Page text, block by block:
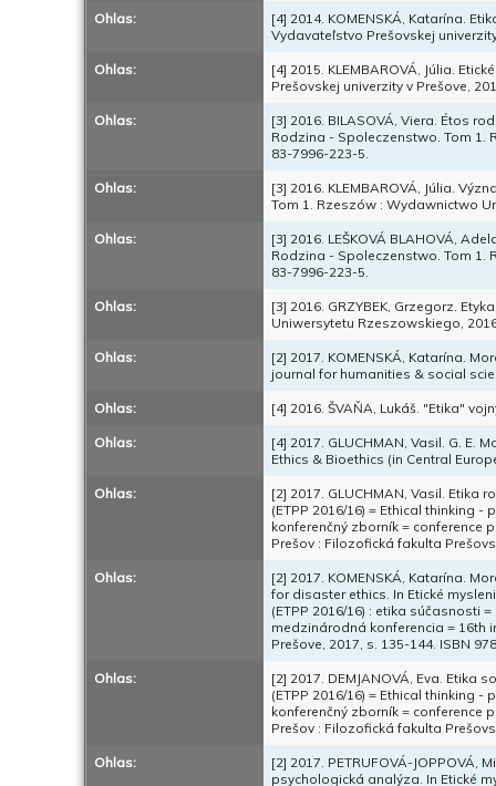
Ohlas:
[4] 2014. KOMENSKÁ, Katarína.
Vydavateľstvo Prešovskej
Ohlas:
[4] 2015. KLEMBAROVÁ, Júlia.
Prešovskej univerzity v Prešove,
Ohlas:
[3] 2016. BILASOVÁ, Viera. Étos
Rodzina - Spoleczenstwo. Tom 1.
83-7996-223-5.
Ohlas:
[3] 2016. KLEMBAROVÁ, Júlia.
Tom 1. Rzeszów : Wydawnictwo
Ohlas:
[3] 2016. LEŠKOVÁ BLAHOVÁ,
Rodzina - Spoleczenstwo. Tom 1.
83-7996-223-5.
Ohlas:
[3] 2016. GRZYBEK, Grzegorz.
Uniwersytetu Rzeszowskiego,
Ohlas:
[2] 2017. KOMENSKÁ, Katarína.
journal for humanities & social
Ohlas: [4] 2016. ŠVAŇA, Lukáš. "Etika"
Ohlas:
[4] 2017. GLUCHMAN, Vasil. G. E.
Ethics & Bioethics (in Central
Ohlas:
[2] 2017. GLUCHMAN, Vasil.
(ETPP 2016/16) = Ethical thinking
konferenčný zborník = conference
Prešov : Filozofická fakulta
Ohlas:
[2] 2017. KOMENSKÁ, Katarína.
for disaster ethics. In Etické
(ETPP 2016/16) : etika súčasnosti
medzinárodná konferencia = 16th
Prešove, 2017, s. 135-144. ISBN
Ohlas:
[2] 2017. DEMJANOVÁ, Eva.
(ETPP 2016/16) = Ethical thinking
konferenčný zborník = conference
Prešov : Filozofická fakulta
Ohlas:
[2] 2017. PETRUFOVÁ-
psychologická analýza. In Etické